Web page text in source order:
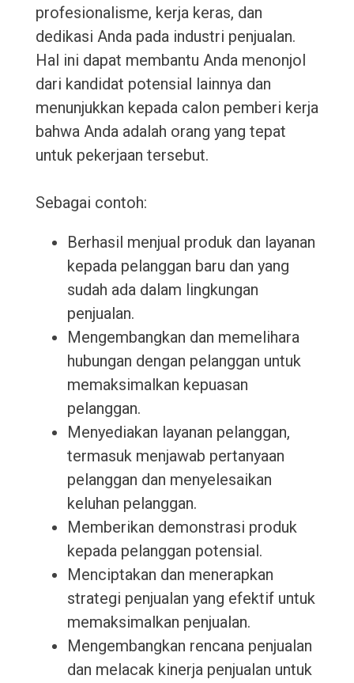
profesionalisme, kerja keras, dan
dedikasi Anda pada industri penjualan.
Hal ini dapat membantu Anda menonjol
dari kandidat potensial lainnya dan
menunjukkan kepada calon pemberi kerja
bahwa Anda adalah orang yang tepat
untuk pekerjaan tersebut.
Sebagai contoh:
Berhasil menjual produk dan layanan
kepada pelanggan baru dan yang
sudah ada dalam lingkungan
penjualan.
Mengembangkan dan memelihara
hubungan dengan pelanggan untuk
memaksimalkan kepuasan
pelanggan.
Menyediakan layanan pelanggan,
termasuk menjawab pertanyaan
pelanggan dan menyelesaikan
keluhan pelanggan.
Memberikan demonstrasi produk
kepada pelanggan potensial.
Menciptakan dan menerapkan
strategi penjualan yang efektif untuk
memaksimalkan penjualan.
Mengembangkan rencana penjualan
dan melacak kinerja penjualan untuk